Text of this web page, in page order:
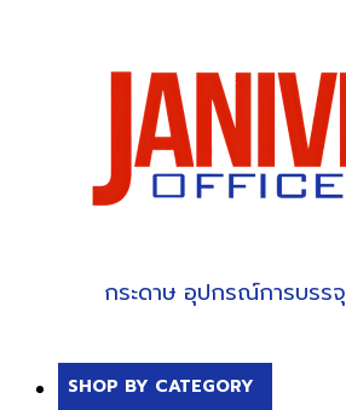
กระดาษ อุปกรณ์การบรรจุ
SHOP BY CATEGORY